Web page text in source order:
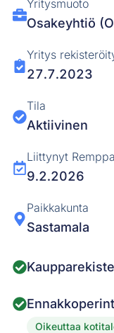
Yritysmuoto
Osakeyhtiö
Yritys
27.7.2023
Tila
Aktiivinen
Liittynyt
9.2.2026
Paikkakunta
Sastamala
Oikeuttaa